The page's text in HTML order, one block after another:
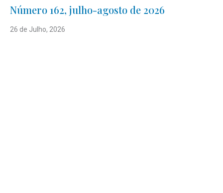
Número 162, julho-agosto de 2026
26 de Julho, 2026